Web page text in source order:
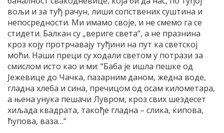
вољи и за туђ рачун, лиши сопствених суштина и
непосредности. Ми имамо своје, и не смемо га се
стидети. Балкан су „вериге света“, а не празнина
кроз коју протрчавају туђини на пут ка светској
моћи. Наши преци су ходали светом у потрази за
смислом исто као и ми: “Баба је ишла пешке од
Јежевице до Чачка, пазарним даном, жедна воде,
гладна хлеба и сина, пречицом од осам километара,
а њена унука пешачи Лувром, кроз свих шездесет
хиљада квадрата, такође гладна – слика, кипова,
ћупова, ваза…“